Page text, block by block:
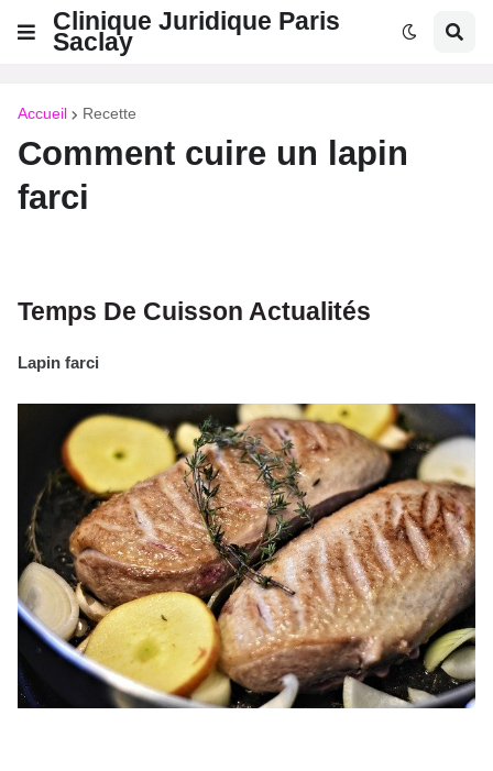
Clinique Juridique Paris
Saclay
Accueil Recette
Comment cuire un lapin
farci
Temps De Cuisson Actualités
Lapin farci